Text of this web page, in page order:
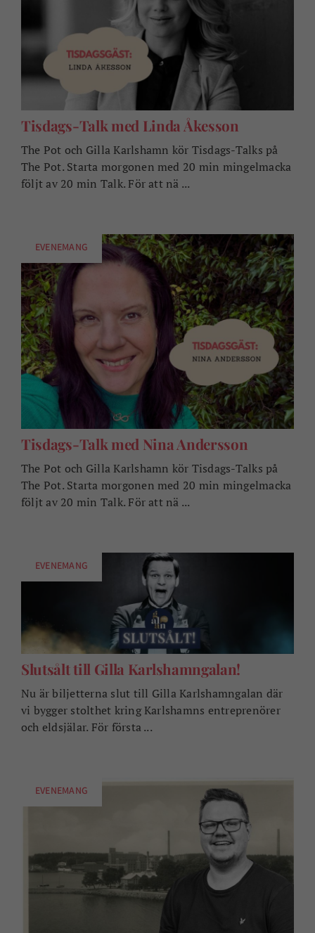
Tisdags-Talk med Linda Åkesson
The Pot och Gilla Karlshamn kör Tisdags-Talks på
The Pot. Starta morgonen med 20 min mingelmacka
följt av 20 min Talk. För att nä ...
EVENEMANG
Tisdags-Talk med Nina Andersson
The Pot och Gilla Karlshamn kör Tisdags-Talks på
The Pot. Starta morgonen med 20 min mingelmacka
följt av 20 min Talk. För att nä ...
EVENEMANG
Slutsålt till Gilla Karlshamngalan!
Nu är biljetterna slut till Gilla Karlshamngalan där
vi bygger stolthet kring Karlshamns entreprenörer
och eldsjälar. För första ...
EVENEMANG